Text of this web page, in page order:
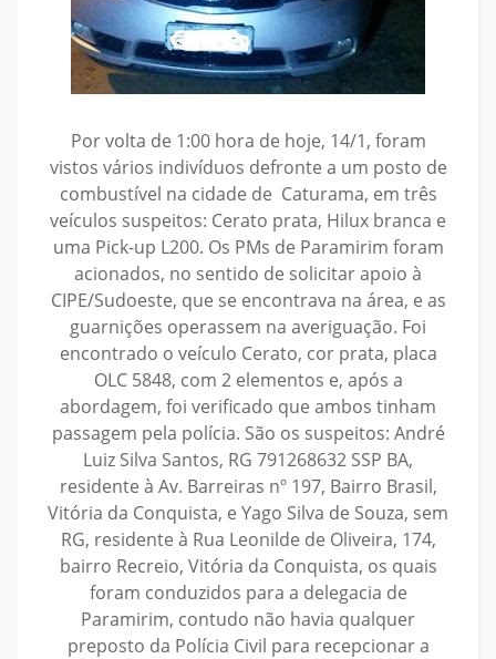
Por volta de 1:00 hora de hoje, 14/1, foram
vistos vários indivíduos defronte a um posto de
combustível na cidade de Caturama, em três
veículos suspeitos: Cerato prata, Hilux branca e
uma Pick-up L200. Os PMs de Paramirim foram
acionados, no sentido de solicitar apoio à
CIPE/Sudoeste, que se encontrava na área, e as
guarnições operassem na averiguação. Foi
encontrado o veículo Cerato, cor prata, placa
OLC 5848, com 2 elementos e, após a
abordagem, foi verificado que ambos tinham
passagem pela polícia. São os suspeitos: André
Luiz Silva Santos, RG 791268632 SSP BA,
residente à Av. Barreiras nº 197, Bairro Brasil,
Vitória da Conquista, e Yago Silva de Souza, sem
RG, residente à Rua Leonilde de Oliveira, 174,
bairro Recreio, Vitória da Conquista, os quais
foram conduzidos para a delegacia de
Paramirim, contudo não havia qualquer
preposto da Polícia Civil para recepcionar a